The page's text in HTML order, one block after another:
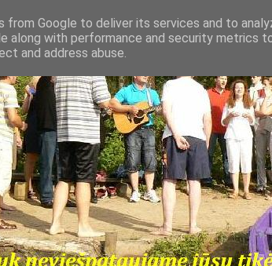
from Google to deliver its services and to
along with performance and security metrics
and address abuse.